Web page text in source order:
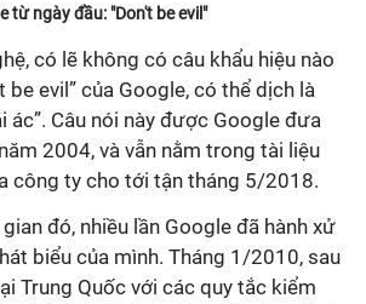
từ ngày đầu: "Don't be evil"
có lẽ không có câu khẩu hiệu nào
be evil” của Google, có thể dịch là
ác”. Câu nói này được Google đưa
2004, và vẫn nằm trong tài liệu
công ty cho tới tận tháng 5/2018.
đó, nhiều lần Google đã hành xử
biểu của mình. Tháng 1/2010, sau
Trung Quốc với các quy tắc kiểm